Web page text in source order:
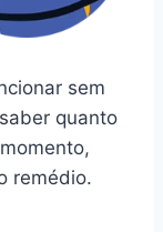
sem
quanto
remédio.